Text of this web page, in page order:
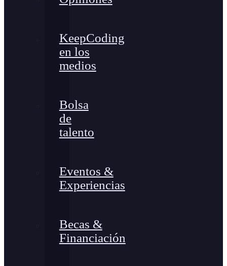
KeepCoding
en los
medios
Bolsa
de
talento
Eventos &
Experiencias
Becas &
Financiación